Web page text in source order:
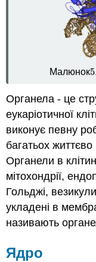
Малюнок
Органела - це
еукаріотичної
виконує певну
багатьох
Органели в
мітохондрії,
Гольджі,
укладені в
називають
Ядро